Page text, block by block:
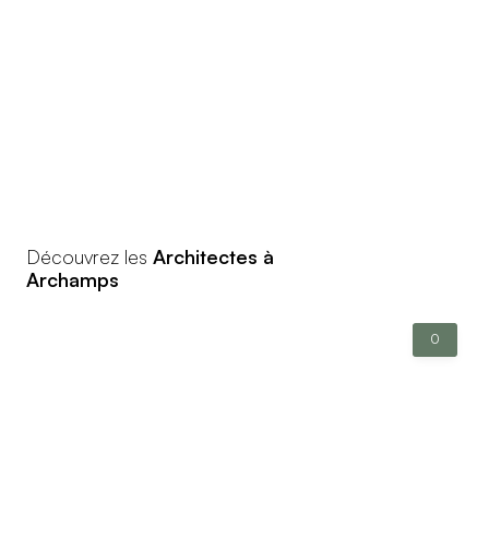
Découvrez les Architectes à
Archamps
0